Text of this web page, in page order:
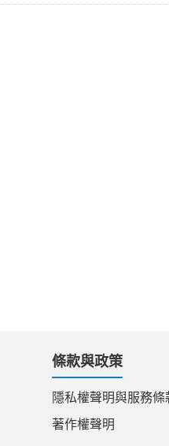
條款與政策
隱私權聲明與服務條
著作權聲明